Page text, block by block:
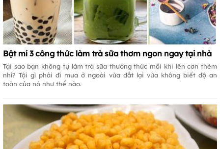
Bật mí 3 công thức làm trà sữa thơm ngon ngay tại nhà
Tại sao bạn không tự làm trà sữa thưởng thức mỗi khi lên cơn thèm
nhỉ? Tội gì phải đi mua ở ngoài vừa đắt lại vừa không biết độ an
toàn của nó như thế nào.